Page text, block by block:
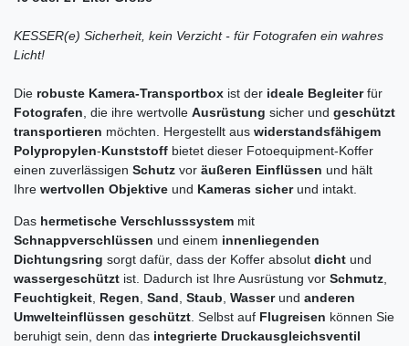
KESSER(e) Sicherheit, kein Verzicht - für Fotografen ein wahres
Licht!
Die robuste Kamera-Transportbox ist der ideale Begleiterfür
Fotografen, die ihre wertvolle Ausrüstung sicher und geschützt
transportieren möchten. Hergestellt aus widerstandsfähigem
Polypropylen-Kunststoff bietet dieser Fotoequipment-Koffer
einen zuverlässigen Schutz vor äußeren Einflüssen und hält
Ihre wertvollen Objektive und Kameras sicher und intakt.
Das hermetische Verschlusssystem mit
Schnappverschlüssen und einem innenliegenden
Dichtungsring sorgt dafür, dass der Koffer absolut dicht und
wassergeschützt ist. Dadurch ist Ihre Ausrüstung vor Schmutz,
Feuchtigkeit, Regen, Sand, Staub, Wasser und anderen
Umwelteinflüssen geschützt. Selbst auf Flugreisen können Sie
beruhigt sein, denn das integrierte Druckausgleichsventil